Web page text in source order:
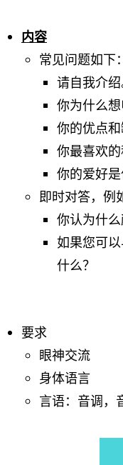
内容
常见问题如下：
请自我介绍
你为什么想
你的优点和
你最喜欢的
你的爱好是
即时对答，例
你认为什么
如果您可
什么？
要求
眼神交流
身体语言
言语：音调，